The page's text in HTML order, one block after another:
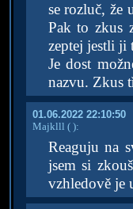
se rozluč, že
Pak to zkus
zeptej jestli ji
Je dost
nazvu. Zkus
01.06.2022 22:10:50
Majklll ( ):
Reaguju na
jsem si
vzhledově je